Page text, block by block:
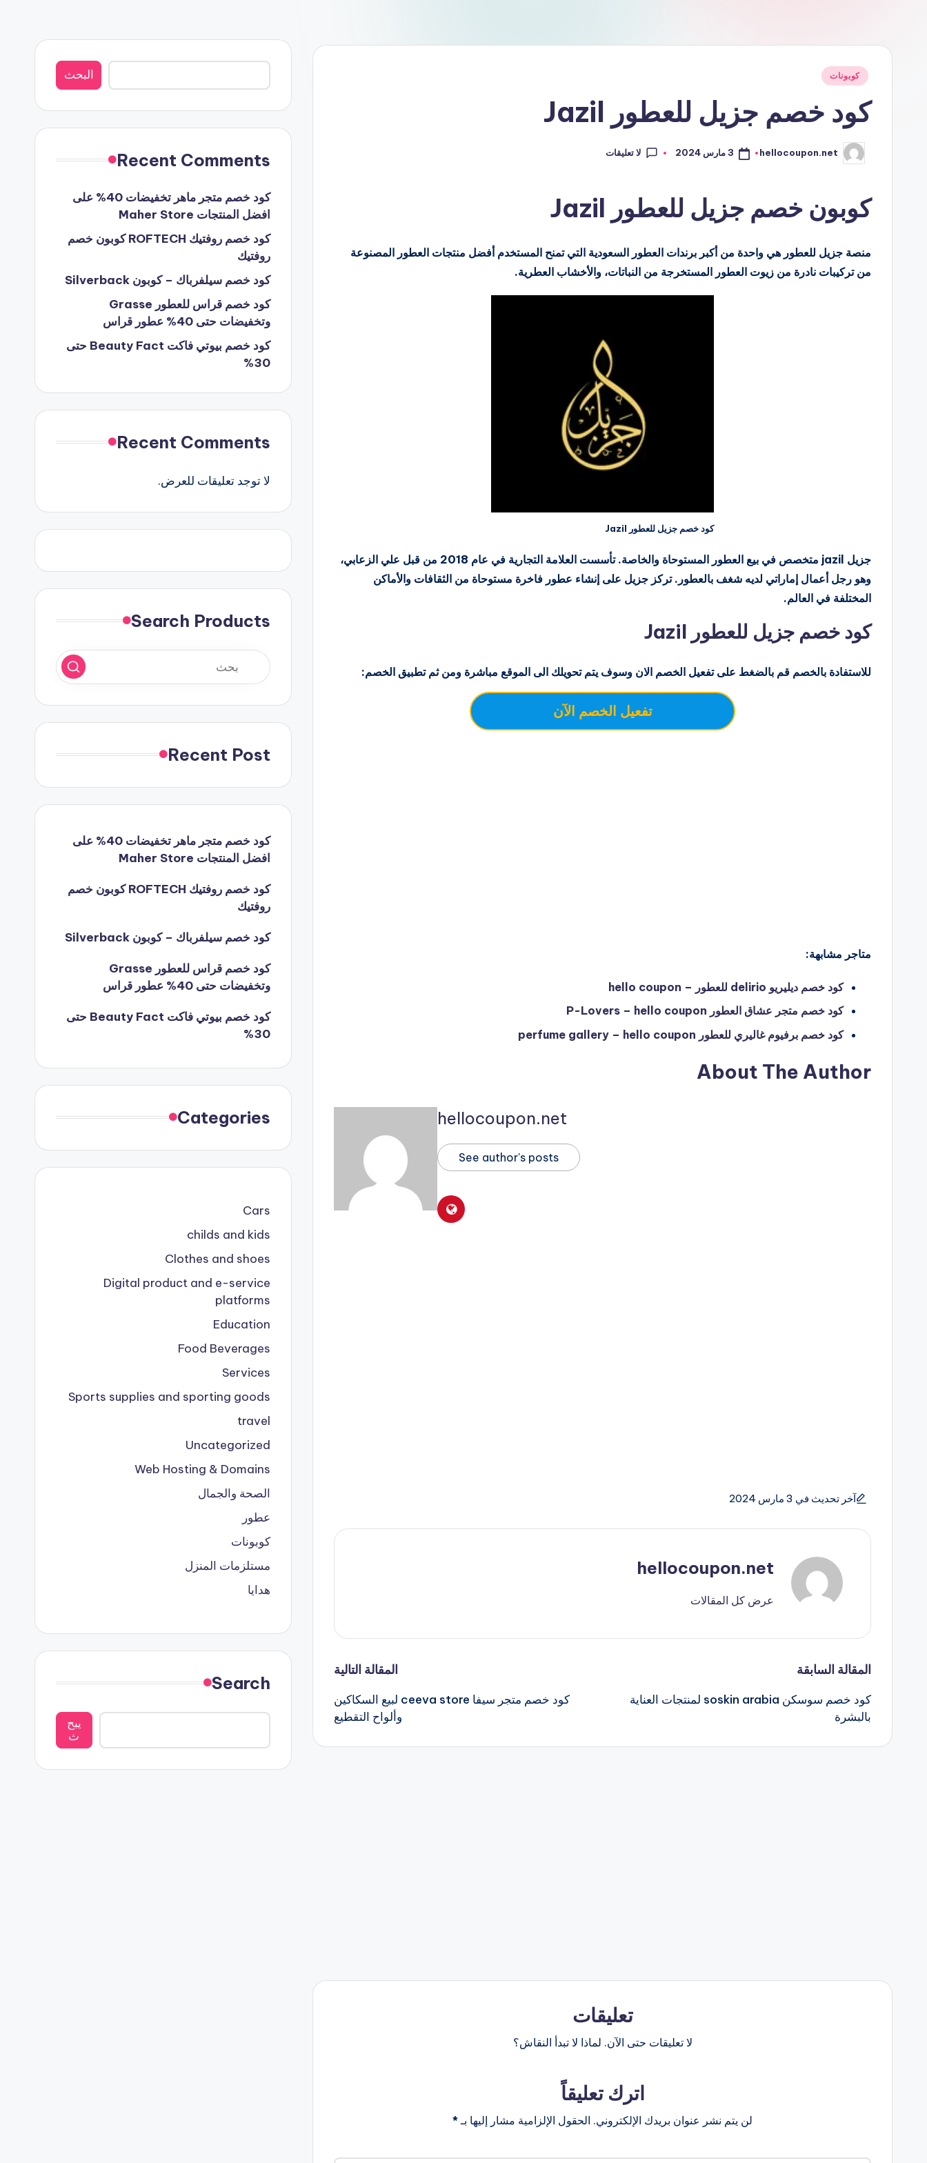
نُشركوبونات
كود خصم جزيل للعطور Jazil
تمّ
النشر
hellocoupon.net 3 مارس 2024 لا تعليقات
كوبون خصم جزيل للعطور Jazil
منصة جزيل للعطور هي واحدة من أكبر برندات العطور السعودية التي تمنح المستخدم أفضل منتجات العطور المصنوعة
من تركيبات نادرة من زيوت العطور المستخرجة من النباتات، والأخشاب العطرية.
كود خصم جزيل للعطور Jazil
جزيل jazil متخصص في بيع العطور المستوحاة والخاصة. تأسست العلامة التجارية في عام 2018 من قبل علي الزعابي،
وهو رجل أعمال إماراتي لديه شغف بالعطور. تركز جزيل على إنشاء عطور فاخرة مستوحاة من الثقافات والأماكن
المختلفة في العالم.
كود خصم جزيل للعطور Jazil
للاستفادة بالخصم قم بالضغط على تفعيل الخصم الان وسوف يتم تحويلك الى الموقع مباشرة ومن ثم تطبيق الخصم:
تفعيل الخصم الآن
متاجر مشابهة:
كود خصم ديليريو delirio للعطور – hello coupon
كود خصم متجر عشاق العطور P-Lovers – hello coupon
كود خصم برفيوم غاليري للعطور perfume gallery – hello coupon
About The Author
hellocoupon.net
See author's posts
آخر تحديث في 3 مارس 2024
hellocoupon.net
عرض كل المقالات
تصفّح
المقالات
المقالة السابقة
كود خصم سوسكن soskin arabia لمنتجات العناية
بالبشرة
المقالة التالية
كود خصم متجر سيفا ceeva store لبيع السكاكين
وألواح التقطيع
تعليقات
لا تعليقات حتى الآن. لماذا لا تبدأ النقاش؟
اترك تعليقاً
لن يتم نشر عنوان بريدك الإلكتروني. الحقول الإلزامية مشار إليها بـ *
البحث
البحث
Recent Comments
كود خصم متجر ماهر تخفيضات 40% على
افضل المنتجات Maher Store
كود خصم روفتيك ROFTECH كوبون خصم
روفتيك
كود خصم سيلفرباك – كوبون Silverback
كود خصم قراس للعطور Grasse
وتخفيضات حتى 40% عطور قراس
كود خصم بيوتي فاكت Beauty Fact حتى
30%
Recent Comments
لا توجد تعليقات للعرض.
Search Products
Recent Post
كود خصم متجر ماهر تخفيضات 40% على
افضل المنتجات Maher Store
كود خصم روفتيك ROFTECH كوبون خصم
روفتيك
كود خصم سيلفرباك – كوبون Silverback
كود خصم قراس للعطور Grasse
وتخفيضات حتى 40% عطور قراس
كود خصم بيوتي فاكت Beauty Fact حتى
30%
Categories
Cars
childs and kids
Clothes and shoes
Digital product and e-service
platforms
Education
Food Beverages
Services
Sports supplies and sporting goods
travel
Uncategorized
Web Hosting & Domains
الصحة والجمال
عطور
كوبونات
مستلزمات المنزل
هدايا
Search
يبح
ث